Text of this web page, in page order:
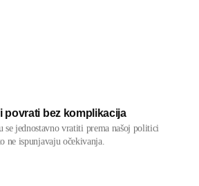
povrati bez komplikacija
jednostavno vratiti prema našoj politici
ne ispunjavaju očekivanja.